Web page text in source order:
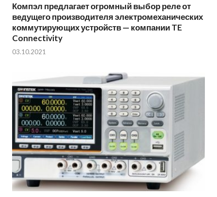
Компэл предлагает огромный выбор реле от
ведущего производителя электромеханических
коммутирующих устройств — компании TE
Connectivity
03.10.2021